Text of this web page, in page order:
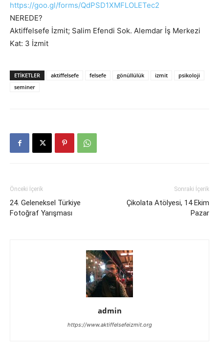
https://goo.gl/forms/QdPSD1XMFLOLETec2
NEREDE?
Aktiffelsefe İzmit; Salim Efendi Sok. Alemdar İş Merkezi
Kat: 3 İzmit
ETIKETLER aktiffelsefe felsefe gönüllülük izmit
psikoloji
seminer
Önceki İçerik
24. Geleneksel Türkiye
Fotoğraf Yarışması
Sonraki İçerik
Çikolata Atölyesi, 14 Ekim
Pazar
admin
https://www.aktiffelsefeizmit.org